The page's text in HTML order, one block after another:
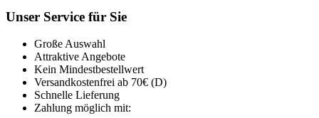
Unser Service für Sie
Große Auswahl
Attraktive Angebote
Kein Mindestbestellwert
Versandkostenfrei ab 70€ (D)
Schnelle Lieferung
Zahlung möglich mit: